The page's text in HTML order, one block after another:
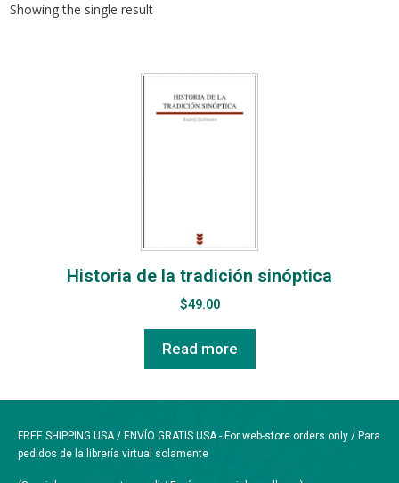
Showing the single result
Historia de la tradición sinóptica
$49.00
Read more
FREE SHIPPING USA / ENVÍO GRATIS USA - For web-store orders only / Para
pedidos de la librería virtual solamente